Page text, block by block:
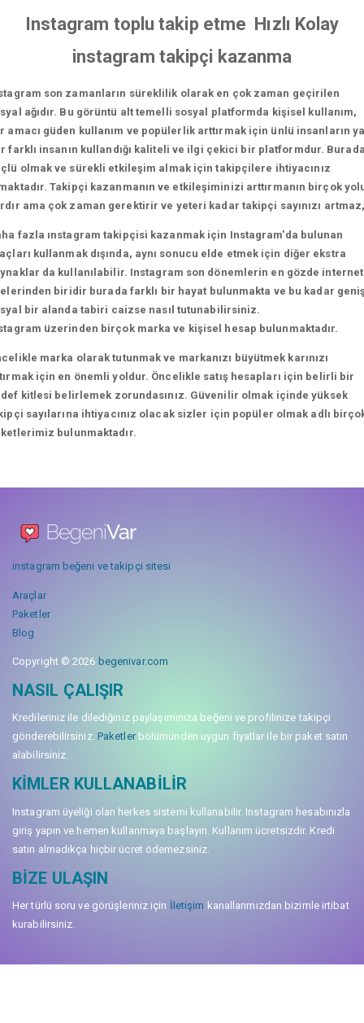
Instagram toplu takip etme Hızlı Kolay
instagram takipçi kazanma
son zamanların süreklilik olarak en çok zaman geçirilen
ağıdır. Bu görüntü alt temelli sosyal platformda kişisel kullanım,
amacı güden kullanım ve popülerlik arttırmak için ünlü insanların
farklı insanın kullandığı kaliteli ve ilgi çekici bir platformdur.
olmak ve sürekli etkileşim almak için takipçilere ihtiyacınız
Takipçi kazanmanın ve etkileşiminizi arttırmanın birçok
ama çok zaman gerektirir ve yeteri kadar takipçi sayınızı
fazla ınstagram takipçisi kazanmak için Instagram'da bulunan
kullanmak dışında, aynı sonucu elde etmek için diğer ekstra
da kullanılabilir. Instagram son dönemlerin en gözde internet
biridir burada farklı bir hayat bulunmakta ve bu kadar
bir alanda tabiri caizse nasıl tutunabilirsiniz.
üzerinden birçok marka ve kişisel hesap bulunmaktadır.
marka olarak tutunmak ve markanızı büyütmek karınızı
için en önemli yoldur. Öncelikle satış hesapları için belirli bir
kitlesi belirlemek zorundasınız. Güvenilir olmak içinde yüksek
sayılarına ihtiyacınız olacak sizler için popüler olmak adlı
bulunmaktadır.
instagram beğeni ve takipçi sitesi
Araçlar
Paketler
Blog
Copyright © 2026 begenivar.com
NASIL ÇALIŞIR
Kredileriniz ile dilediğiniz paylaşımınıza beğeni ve profilinize takipçi
gönderebilirsiniz. Paketlerbölümünden uygun fiyatlar ile bir paket satın
alabilirsiniz.
KIMLER KULLANABILIR
Instagram üyeliği olan herkes sistemi kullanabilir. Instagram hesabınızla
giriş yapın ve hemen kullanmaya başlayın. Kullanım ücretsizdir. Kredi
satın almadıkça hiçbir ücret ödemezsiniz.
BIZE ULAŞIN
Her türlü soru ve görüşleriniz için İletişim kanallarımızdan bizimle irtibat
kurabilirsiniz.